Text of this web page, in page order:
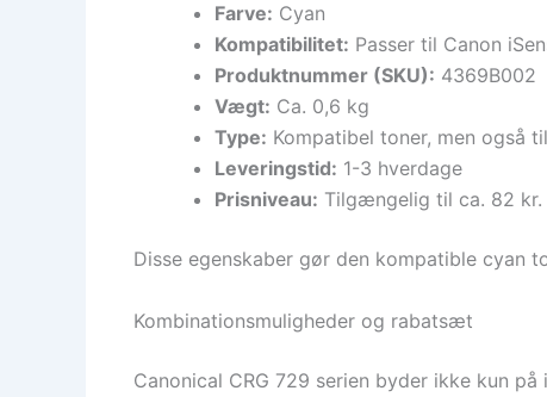
Farve: Cyan
Kompatibilitet: Passer til Canon
Produktnummer (SKU): 4369B002
Vægt: Ca. 0,6 kg
Type: Kompatibel toner, men også
Leveringstid: 1-3 hverdage
Prisniveau: Tilgængelig til ca. 82
Disse egenskaber gør den kompatible cyan
Kombinationsmuligheder og rabatsæt
Canonical CRG 729 serien byder ikke kun